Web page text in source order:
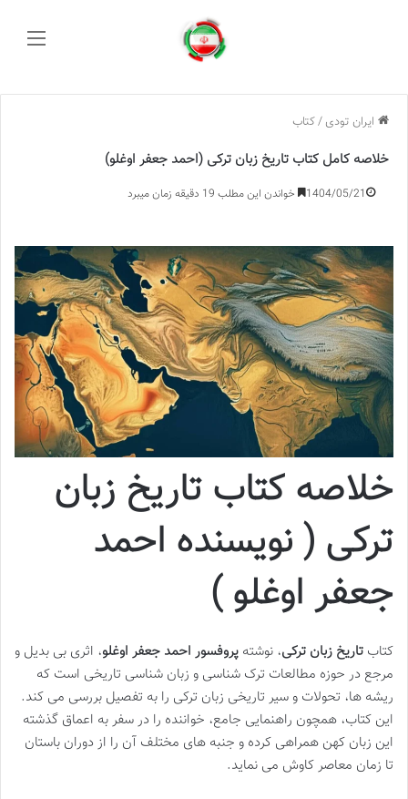
ایران تودی /کتاب
خلاصه کامل کتاب تاریخ زبان ترکی (احمد جعفر اوغلو)
1404/05/21 خواندن این مطلب 19 دقیقه زمان میبرد
خلاصه کتاب تاریخ زبان
ترکی ( نویسنده احمد
جعفر اوغلو )
کتاب تاریخ زبان ترکی، نوشته پروفسور احمد جعفر اوغلو، اثری بی بدیل و
مرجع در حوزه مطالعات ترک شناسی و زبان شناسی تاریخی است که
ریشه ها، تحولات و سیر تاریخی زبان ترکی را به تفصیل بررسی می کند.
این کتاب، همچون راهنمایی جامع، خواننده را در سفر به اعماق گذشته
این زبان کهن همراهی کرده و جنبه های مختلف آن را از دوران باستان
تا زمان معاصر کاوش می نماید.